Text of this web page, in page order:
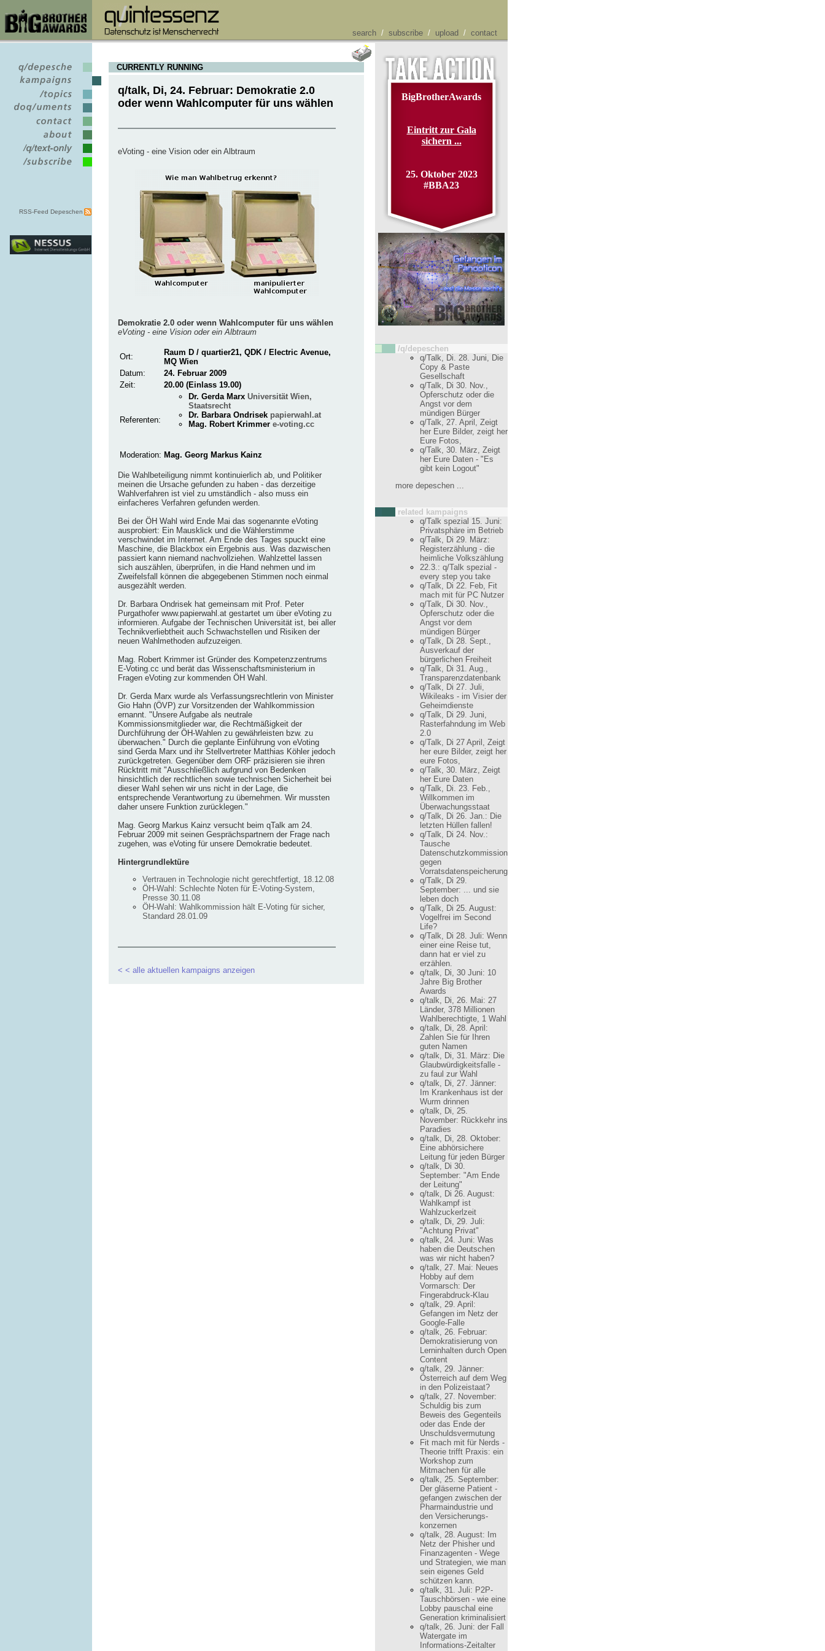
search / subscribe / upload / contact
RSS-Feed Depeschen
CURRENTLY RUNNING
q/talk, Di, 24. Februar: Demokratie 2.0
oder wenn Wahlcomputer für uns wählen
eVoting - eine Vision oder ein Albtraum
Demokratie 2.0 oder wenn Wahlcomputer für uns wählen
eVoting - eine Vision oder ein Albtraum
Ort:
Raum D / quartier21, QDK / Electric Avenue,
MQ Wien
Datum:
24. Februar 2009
Zeit:
20.00 (Einlass 19.00)
Referenten:
Dr. Gerda Marx Universität Wien,
Staatsrecht
Dr. Barbara Ondrisek papierwahl.at
Mag. Robert Krimmer e-voting.cc
Moderation: Mag. Georg Markus Kainz
Die Wahlbeteiligung nimmt kontinuierlich ab, und Politiker
meinen die Ursache gefunden zu haben - das derzeitige
Wahlverfahren ist viel zu umständlich - also muss ein
einfacheres Verfahren gefunden werden.
Bei der ÖH Wahl wird Ende Mai das sogenannte eVoting
ausprobiert: Ein Mausklick und die Wählerstimme
verschwindet im Internet. Am Ende des Tages spuckt eine
Maschine, die Blackbox ein Ergebnis aus. Was dazwischen
passiert kann niemand nachvollziehen. Wahlzettel lassen
sich auszählen, überprüfen, in die Hand nehmen und im
Zweifelsfall können die abgegebenen Stimmen noch einmal
ausgezählt werden.
Dr. Barbara Ondrisek hat gemeinsam mit Prof. Peter
Purgathofer www.papierwahl.at gestartet um über eVoting zu
informieren. Aufgabe der Technischen Universität ist, bei aller
Technikverliebtheit auch Schwachstellen und Risiken der
neuen Wahlmethoden aufzuzeigen.
Mag. Robert Krimmer ist Gründer des Kompetenzzentrums
E-Voting.cc und berät das Wissenschaftsministerium in
Fragen eVoting zur kommenden ÖH Wahl.
Dr. Gerda Marx wurde als Verfassungsrechtlerin von Minister
Gio Hahn (ÖVP) zur Vorsitzenden der Wahlkommission
ernannt. "Unsere Aufgabe als neutrale
Kommissionsmitglieder war, die Rechtmäßigkeit der
Durchführung der ÖH-Wahlen zu gewährleisten bzw. zu
überwachen." Durch die geplante Einführung von eVoting
sind Gerda Marx und ihr Stellvertreter Matthias Köhler jedoch
zurückgetreten. Gegenüber dem ORF präzisieren sie ihren
Rücktritt mit "Ausschließlich aufgrund von Bedenken
hinsichtlich der rechtlichen sowie technischen Sicherheit bei
dieser Wahl sehen wir uns nicht in der Lage, die
entsprechende Verantwortung zu übernehmen. Wir mussten
daher unsere Funktion zurücklegen."
Mag. Georg Markus Kainz versucht beim qTalk am 24.
Februar 2009 mit seinen Gesprächspartnern der Frage nach
zugehen, was eVoting für unsere Demokratie bedeutet.
Hintergrundlektüre
Vertrauen in Technologie nicht gerechtfertigt, 18.12.08
ÖH-Wahl: Schlechte Noten für E-Voting-System,
Presse 30.11.08
ÖH-Wahl: Wahlkommission hält E-Voting für sicher,
Standard 28.01.09
< < alle aktuellen kampaigns anzeigen
BigBrotherAwards
Eintritt zur Gala
sichern ...
25. Oktober 2023
#BBA23
/q/depeschen
q/Talk, Di. 28. Juni, Die
Copy & Paste
Gesellschaft
q/Talk, Di 30. Nov.,
Opferschutz oder die
Angst vor dem
mündigen Bürger
q/Talk, 27. April, Zeigt
her Eure Bilder, zeigt her
Eure Fotos,
q/Talk, 30. März, Zeigt
her Eure Daten - "Es
gibt kein Logout"
more depeschen ...
related kampaigns
q/Talk spezial 15. Juni:
Privatsphäre im Betrieb
q/Talk, Di 29. März:
Registerzählung - die
heimliche Volkszählung
22.3.: q/Talk spezial -
every step you take
q/Talk, Di 22. Feb, Fit
mach mit für PC Nutzer
q/Talk, Di 30. Nov.,
Opferschutz oder die
Angst vor dem
mündigen Bürger
q/Talk, Di 28. Sept.,
Ausverkauf der
bürgerlichen Freiheit
q/Talk, Di 31. Aug.,
Transparenzdatenbank
q/Talk, Di 27. Juli,
Wikileaks - im Visier der
Geheimdienste
q/Talk, Di 29. Juni,
Rasterfahndung im Web
2.0
q/Talk, Di 27 April, Zeigt
her eure Bilder, zeigt her
eure Fotos,
q/Talk, 30. März, Zeigt
her Eure Daten
q/Talk, Di. 23. Feb.,
Willkommen im
Überwachungsstaat
q/Talk, Di 26. Jan.: Die
letzten Hüllen fallen!
q/Talk, Di 24. Nov.:
Tausche
Datenschutzkommission
gegen
Vorratsdatenspeicherung
q/Talk, Di 29.
September: ... und sie
leben doch
q/Talk, Di 25. August:
Vogelfrei im Second
Life?
q/Talk, Di 28. Juli: Wenn
einer eine Reise tut,
dann hat er viel zu
erzählen.
q/talk, Di, 30 Juni: 10
Jahre Big Brother
Awards
q/talk, Di, 26. Mai: 27
Länder, 378 Millionen
Wahlberechtigte, 1 Wahl
q/talk, Di, 28. April:
Zahlen Sie für Ihren
guten Namen
q/talk, Di, 31. März: Die
Glaubwürdigkeitsfalle -
zu faul zur Wahl
q/talk, Di, 27. Jänner:
Im Krankenhaus ist der
Wurm drinnen
q/talk, Di, 25.
November: Rückkehr ins
Paradies
q/talk, Di, 28. Oktober:
Eine abhörsichere
Leitung für jeden Bürger
q/talk, Di 30.
September: "Am Ende
der Leitung"
q/talk, Di 26. August:
Wahlkampf ist
Wahlzuckerlzeit
q/talk, Di, 29. Juli:
"Achtung Privat"
q/talk, 24. Juni: Was
haben die Deutschen
was wir nicht haben?
q/talk, 27. Mai: Neues
Hobby auf dem
Vormarsch: Der
Fingerabdruck-Klau
q/talk, 29. April:
Gefangen im Netz der
Google-Falle
q/talk, 26. Februar:
Demokratisierung von
Lerninhalten durch Open
Content
q/talk, 29. Jänner:
Österreich auf dem Weg
in den Polizeistaat?
q/talk, 27. November:
Schuldig bis zum
Beweis des Gegenteils
oder das Ende der
Unschuldsvermutung
Fit mach mit für Nerds -
Theorie trifft Praxis: ein
Workshop zum
Mitmachen für alle
q/talk, 25. September:
Der gläserne Patient -
gefangen zwischen der
Pharmaindustrie und
den Versicherungs-
konzernen
q/talk, 28. August: Im
Netz der Phisher und
Finanzagenten - Wege
und Strategien, wie man
sein eigenes Geld
schützen kann.
q/talk, 31. Juli: P2P-
Tauschbörsen - wie eine
Lobby pauschal eine
Generation kriminalisiert
q/talk, 26. Juni: der Fall
Watergate im
Informations-Zeitalter